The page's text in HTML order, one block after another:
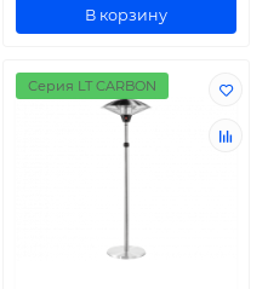
В корзину
Серия LT CARBON